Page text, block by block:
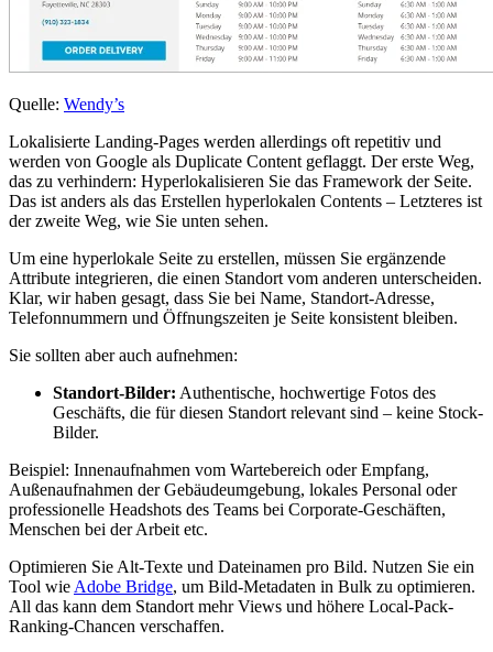
Quelle: Wendy’s
Lokalisierte Landing-Pages werden allerdings oft repetitiv und
werden von Google als Duplicate Content geflaggt. Der erste Weg,
das zu verhindern: Hyperlokalisieren Sie das Framework der Seite.
Das ist anders als das Erstellen hyperlokalen Contents – Letzteres ist
der zweite Weg, wie Sie unten sehen.
Um eine hyperlokale Seite zu erstellen, müssen Sie ergänzende
Attribute integrieren, die einen Standort vom anderen unterscheiden.
Klar, wir haben gesagt, dass Sie bei Name, Standort-Adresse,
Telefonnummern und Öffnungszeiten je Seite konsistent bleiben.
Sie sollten aber auch aufnehmen:
Standort-Bilder: Authentische, hochwertige Fotos des
Geschäfts, die für diesen Standort relevant sind – keine Stock-
Bilder.
Beispiel: Innenaufnahmen vom Wartebereich oder Empfang,
Außenaufnahmen der Gebäudeumgebung, lokales Personal oder
professionelle Headshots des Teams bei Corporate-Geschäften,
Menschen bei der Arbeit etc.
Optimieren Sie Alt-Texte und Dateinamen pro Bild. Nutzen Sie ein
Tool wie Adobe Bridge, um Bild-Metadaten in Bulk zu optimieren.
All das kann dem Standort mehr Views und höhere Local-Pack-
Ranking-Chancen verschaffen.